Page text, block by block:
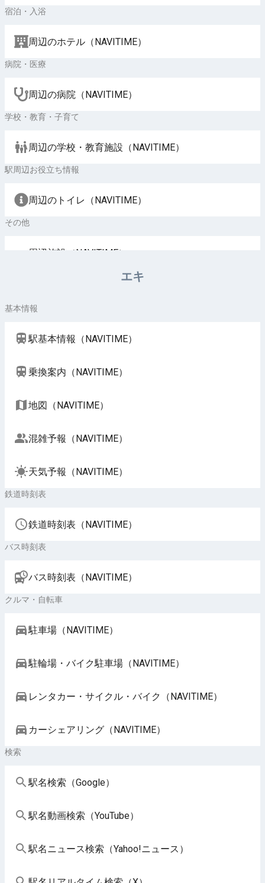
宿泊・入浴
周辺のホテル（NAVITIME）
病院・医療
周辺の病院（NAVITIME）
学校・教育・子育て
周辺の学校・教育施設（NAVITIME）
駅周辺お役立ち情報
周辺のトイレ（NAVITIME）
その他
周辺施設（NAVITIME）
エキ
基本情報
駅基本情報（NAVITIME）
乗換案内（NAVITIME）
地図（NAVITIME）
混雑予報（NAVITIME）
天気予報（NAVITIME）
鉄道時刻表
鉄道時刻表（NAVITIME）
バス時刻表
バス時刻表（NAVITIME）
クルマ・自転車
駐車場（NAVITIME）
駐輪場・バイク駐車場（NAVITIME）
レンタカー・サイクル・バイク（NAVITIME）
カーシェアリング（NAVITIME）
検索
駅名検索（Google）
駅名動画検索（YouTube）
駅名ニュース検索（Yahoo!ニュース）